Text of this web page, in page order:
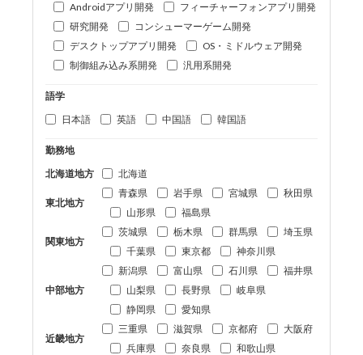
Androidアプリ開発
フィーチャーフォンアプリ開発
研究開発
コンシューマーゲーム開発
デスクトップアプリ開発
OS・ミドルウェア開発
制御組み込み系開発
汎用系開発
語学
日本語
英語 中国語 韓国語
勤務地
北海道地方
北海道
東北地方
青森県 岩手県 宮城県
秋田県
山形県
福島県
関東地方
茨城県 栃木県 群馬県
埼玉県
千葉県
東京都 神奈川県
中部地方
新潟県 富山県 石川県
福井県
山梨県
長野県
岐阜県
静岡県
愛知県
近畿地方
三重県 滋賀県 京都府
大阪府
兵庫県
奈良県 和歌山県